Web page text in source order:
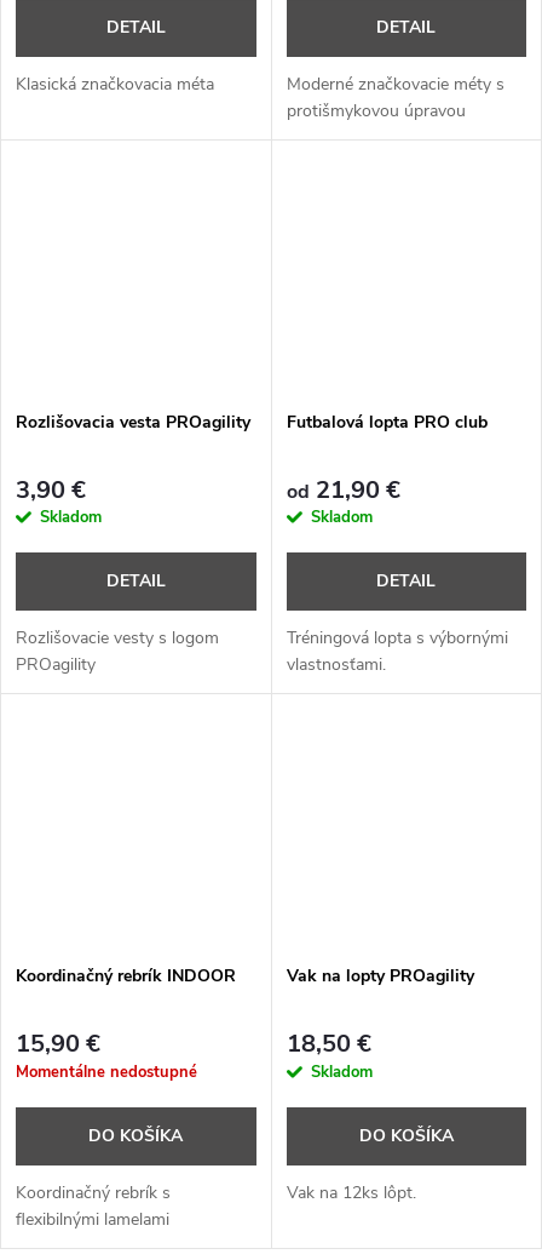
DETAIL
Klasická značkovacia méta
DETAIL
Moderné značkovacie méty s
protišmykovou úpravou
Rozlišovacia vesta PROagility
3,90 €
Skladom
DETAIL
Rozlišovacie vesty s logom
PROagility
Futbalová lopta PRO club
od 21,90 €
Skladom
DETAIL
Tréningová lopta s výbornými
vlastnosťami.
Koordinačný rebrík INDOOR
15,90 €
Momentálne nedostupné
DO KOŠÍKA
Koordinačný rebrík s
flexibilnými lamelami
Vak na lopty PROagility
18,50 €
Skladom
DO KOŠÍKA
Vak na 12ks lôpt.